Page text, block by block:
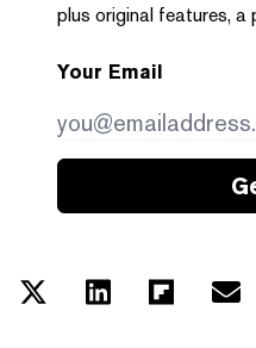
plus original features, a
Your Email